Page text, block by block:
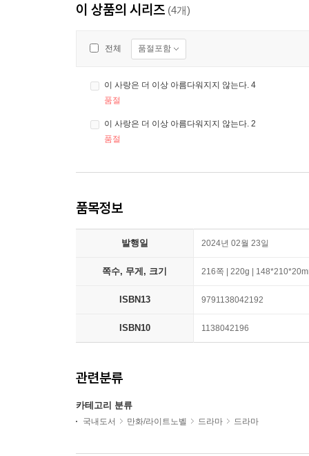
이 상품의 시리즈 (4개)
전체 품절포함
이 사랑은 더 이상 아름다워지지 않는다. 4
품절
이 사랑은 더 이상 아름다워지지 않는다. 2
품절
품목정보
발행일 2024년 02월 23일
쪽수, 무게, 크기 216쪽 | 220g |
ISBN13 9791138042192
ISBN10 1138042196
관련분류
카테고리 분류
국내도서 만화/라이트노벨 드라마 드라마